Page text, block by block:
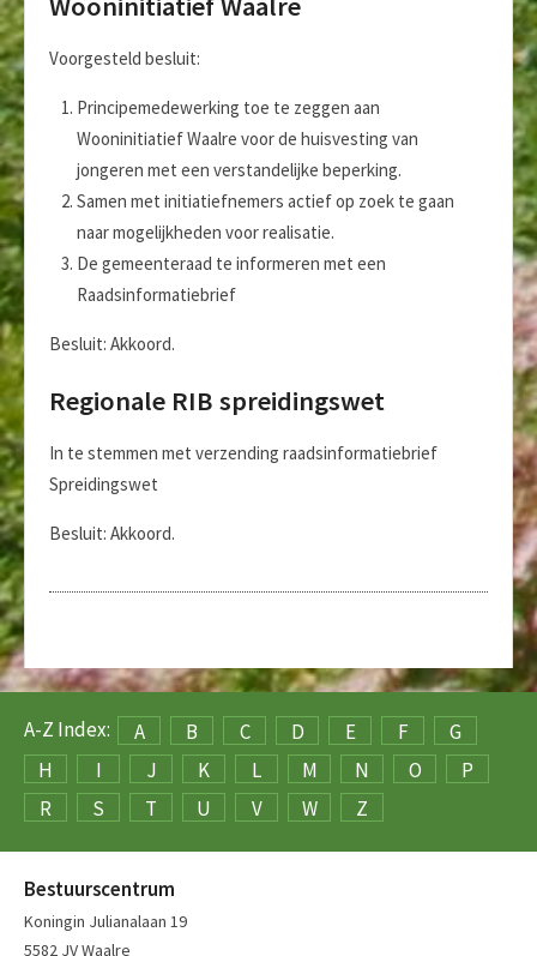
Voorgesteld besluit:
Principemedewerking toe te zeggen aan
Wooninitiatief Waalre voor de huisvesting van
jongeren met een verstandelijke beperking.
Samen met initiatiefnemers actief op zoek te gaan
naar mogelijkheden voor realisatie.
De gemeenteraad te informeren met een
Raadsinformatiebrief
Besluit: Akkoord.
Regionale RIB spreidingswet
In te stemmen met verzending raadsinformatiebrief
Spreidingswet
Besluit: Akkoord.
A-Z Index: A B C D E F
G
H
I J K L M N O
P
R
S T U V W Z
Bestuurscentrum
Koningin Julianalaan 19
5582 JV Waalre